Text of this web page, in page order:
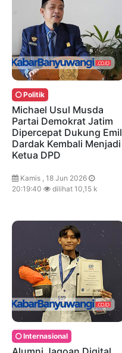
Politik
Michael Usul Musda
Partai Demokrat Jatim
Dipercepat Dukung Emil
Dardak Kembali Menjadi
Ketua DPD
Kamis , 18 Jun 2026
20:19:40
dilihat 10,15 k
Internasional